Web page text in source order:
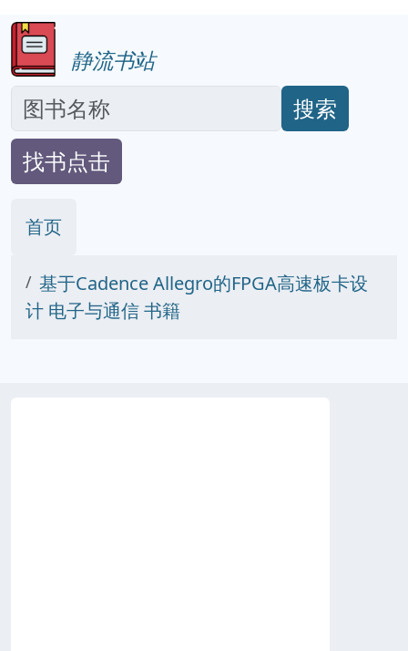
静流书站
搜索
找书点击
首页
基于Cadence Allegro的FPGA高速板卡设
计 电子与通信 书籍